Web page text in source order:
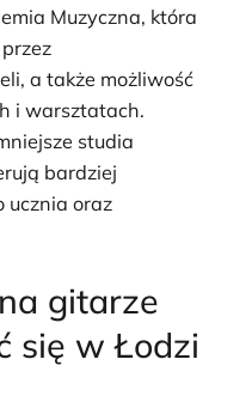
Muzyczna, która
a także możliwość
i warsztatach.
studia
bardziej
ucznia oraz
gitarze
się w Łodzi